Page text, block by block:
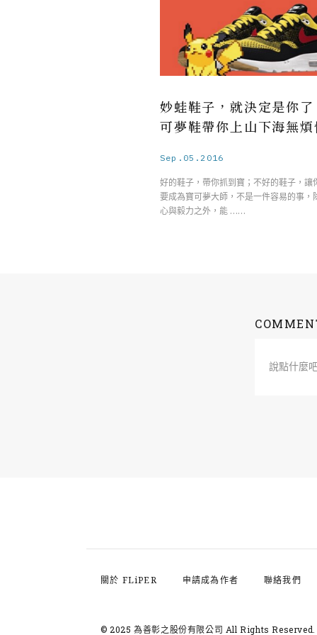
妙蛙鞋子，就決定是你
可夢鞋帶你上山下海無
Sep.05.2016
好的鞋子，帶你抓到寶；不好的鞋子，讓
要成為寶可夢大師，不是一件容易的事，
心與毅力之外，能 ……
說點什麼
關於 FLiPER 申請成為作者 聯絡我們
© 2025 為善彰之股份有限公司 All Rights Reserved.